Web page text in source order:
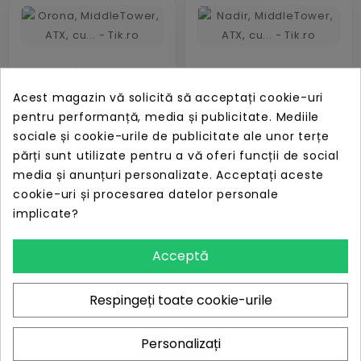
Orona,
MiddleTower, ATX,
cu 4 ventilatoare
incluse 120 mm,
Negru
PRET
ÎN STOC
414,02 lei
Nadir, MiddleTower,
ATX, cu 3
ventilatoare
incluse, Negru
PRET
293,27 lei
Heko, MiddleTower,
ATX, cu 4
ventilatoare incluse
Exo, MiddleTower,
ventilatoare incluse
Acest magazin vă solicită să acceptați cookie-uri
pentru performanță, media și publicitate. Mediile
sociale și cookie-urile de publicitate ale unor terțe
părți sunt utilizate pentru a vă oferi funcții de social
media și anunțuri personalizate. Acceptați aceste
cookie-uri și procesarea datelor personale
implicate?
Acceptă
Respingeți toate cookie-urile
Personalizați